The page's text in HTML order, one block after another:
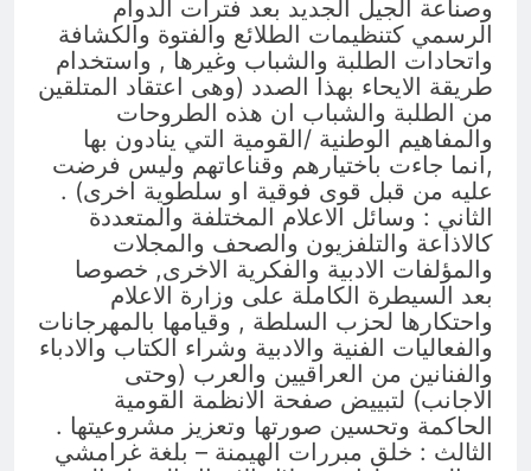
وصناعة الجيل الجديد بعد فترات الدوام
الرسمي كتنظيمات الطلائع والفتوة والكشافة
واتحادات الطلبة والشباب وغيرها , واستخدام
طريقة الايحاء بهذا الصدد (وهى اعتقاد المتلقين
من الطلبة والشباب ان هذه الطروحات
والمفاهيم الوطنية /القومية التي ينادون بها
,انما جاءت باختيارهم وقناعاتهم وليس فرضت
عليه من قبل قوى فوقية او سلطوية اخرى) .
الثاني : وسائل الاعلام المختلفة والمتعددة
كالاذاعة والتلفزيون والصحف والمجلات
والمؤلفات الادبية والفكرية الاخرى, خصوصا
بعد السيطرة الكاملة على وزارة الاعلام
واحتكارها لحزب السلطة , وقيامها بالمهرجانات
والفعاليات الفنية والادبية وشراء الكتاب والادباء
والفنانين من العراقيين والعرب (وحتى
الاجانب) لتبييض صفحة الانظمة القومية
الحاكمة وتحسين صورتها وتعزيز مشروعيتها .
الثالث : خلق مبررات الهيمنة – بلغة غرامشي